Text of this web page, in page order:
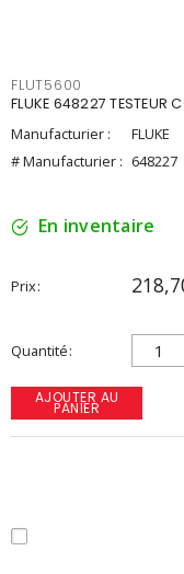
FLUT5600
FLUKE 648227 TESTEUR
Manufacturier :
FLUKE
# Manufacturier : 648227
En inventaire
Prix
Quantité
AJOUTER AU
PANIER